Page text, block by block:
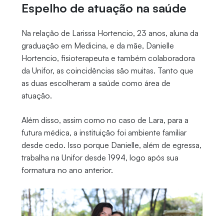
Espelho de atuação na saúde
Na relação de Larissa Hortencio, 23 anos, aluna da
graduação em Medicina, e da mãe, Danielle
Hortencio, fisioterapeuta e também colaboradora
da Unifor, as coincidências são muitas. Tanto que
as duas escolheram a saúde como área de
atuação.
Além disso, assim como no caso de Lara, para a
futura médica, a instituição foi ambiente familiar
desde cedo. Isso porque Danielle, além de egressa,
trabalha na Unifor desde 1994, logo após sua
formatura no ano anterior.